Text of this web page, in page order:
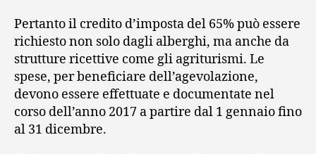
Pertanto il credito d’imposta del 65% può essere
richiesto non solo dagli alberghi, ma anche da
strutture ricettive come gli agriturismi. Le
spese, per beneficiare dell’agevolazione,
devono essere effettuate e documentate nel
corso dell’anno 2017 a partire dal 1 gennaio fino
al 31 dicembre.